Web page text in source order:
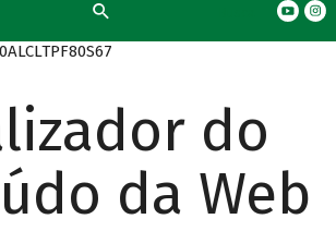
do
da Web